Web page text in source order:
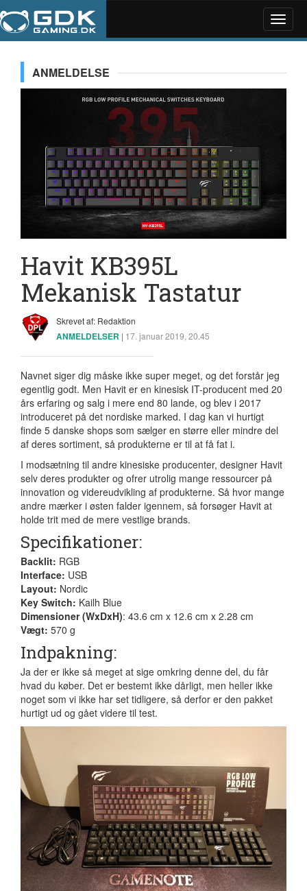
Toggle
ANMELDELSE
Havit KB395L
Mekanisk Tastatur
Skrevet af: Redaktion
ANMELDELSER | 17. januar 2019, 20.45
Navnet siger dig måske ikke super meget, og det forstår jeg
egentlig godt. Men Havit er en kinesisk IT-producent med 20
års erfaring og salg i mere end 80 lande, og blev i 2017
introduceret på det nordiske marked. I dag kan vi hurtigt
finde 5 danske shops som sælger en større eller mindre del
af deres sortiment, så produkterne er til at få fat i.
I modsætning til andre kinesiske producenter, designer Havit
selv deres produkter og ofrer utrolig mange ressourcer på
innovation og videreudvikling af produkterne. Så hvor mange
andre mærker i østen falder igennem, så forsøger Havit at
holde trit med de mere vestlige brands.
Specifikationer:
Backlit: RGB
Interface: USB
Layout: Nordic
Key Switch: Kailh Blue
Dimensioner (WxDxH): 43.6 cm x 12.6 cm x 2.28 cm
Vægt: 570 g
Indpakning:
Ja der er ikke så meget at sige omkring denne del, du får
hvad du køber. Det er bestemt ikke dårligt, men heller ikke
noget som vi ikke har set tidligere, så derfor er den pakket
hurtigt ud og gået videre til test.